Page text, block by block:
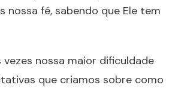
fé, sabendo que Ele tem
nossa maior dificuldade
que criamos sobre como